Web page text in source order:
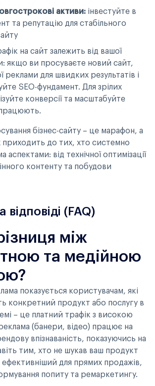
активи: інвестуйте в
та репутацію для стабільного
на сайт залежить від вашої
якщо ви просуваєте новий сайт,
реклами для швидких результатів і
SEO-фундамент. Для зрілих
конверсії та масштабуйте
працюють.
бізнес-сайту – це марафон, а
приходить до тих, хто системно
аспектами: від технічної оптимізації
контенту та побудови
відповіді (FAQ)
між
та медійною
показується користувачам, які
конкретний продукт або послугу в
– це платний трафік з високою
(банери, відео) працює на
впізнаваність, показуючись на
тим, хто не шукав ваш продукт
ефективніший для прямих продажів,
попиту та ремаркетингу.